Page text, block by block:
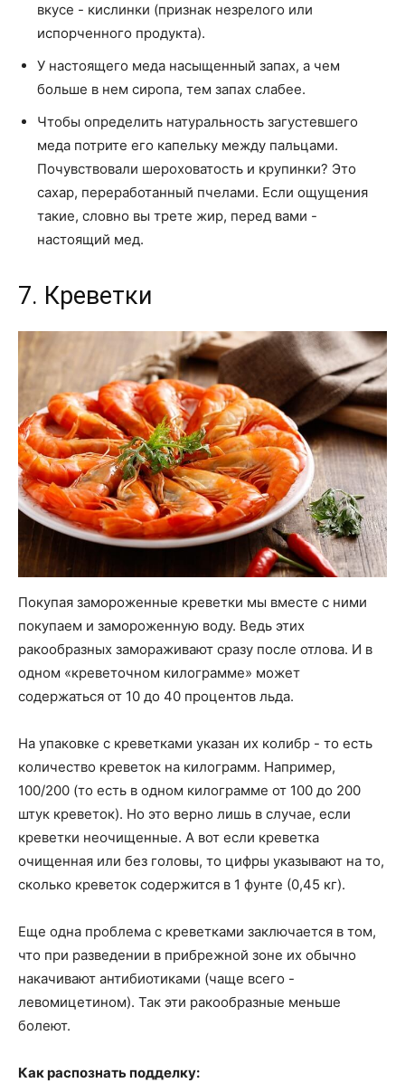
вкусе - кислинки (признак незрелого или
испорченного продукта).
У настоящего меда насыщенный запах, а чем
больше в нем сиропа, тем запах слабее.
Чтобы определить натуральность загустевшего
меда потрите его капельку между пальцами.
Почувствовали шероховатость и крупинки? Это
сахар, переработанный пчелами. Если ощущения
такие, словно вы трете жир, перед вами -
настоящий мед.
7. Креветки
Покупая замороженные креветки мы вместе с ними
покупаем и замороженную воду. Ведь этих
ракообразных замораживают сразу после отлова. И в
одном «креветочном килограмме» может
содержаться от 10 до 40 процентов льда.
На упаковке с креветками указан их колибр - то есть
количество креветок на килограмм. Например,
100/200 (то есть в одном килограмме от 100 до 200
штук креветок). Но это верно лишь в случае, если
креветки неочищенные. А вот если креветка
очищенная или без головы, то цифры указывают на то,
сколько креветок содержится в 1 фунте (0,45 кг).
Еще одна проблема с креветками заключается в том,
что при разведении в прибрежной зоне их обычно
накачивают антибиотиками (чаще всего -
левомицетином). Так эти ракообразные меньше
болеют.
Как распознать подделку: